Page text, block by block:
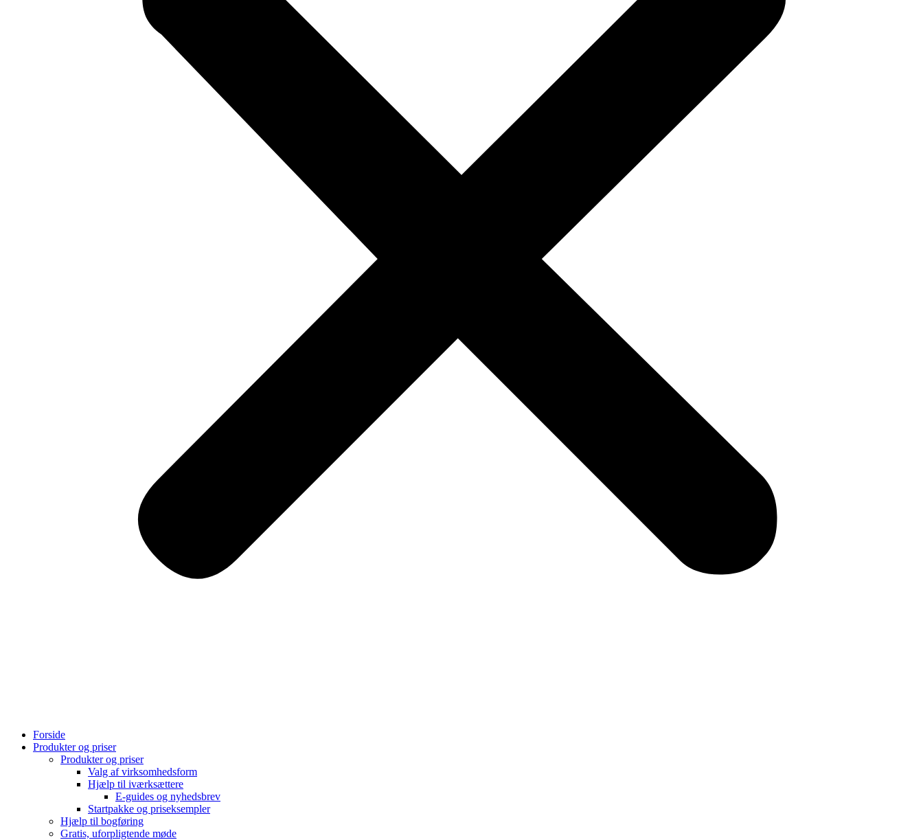
Forside
Produkter og priser
Produkter og priser
Valg af virksomhedsform
Hjælp til iværksættere
E-guides og nyhedsbrev
Startpakke og priseksempler
Hjælp til bogføring
Gratis, uforpligtende møde